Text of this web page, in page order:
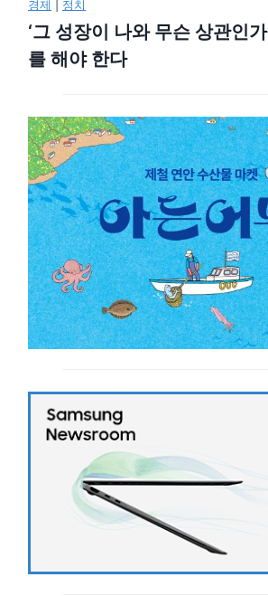
경제 정치
‘그 성장이 나와 무슨 상관인
를 해야 한다